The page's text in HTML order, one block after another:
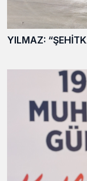
YILMAZ: